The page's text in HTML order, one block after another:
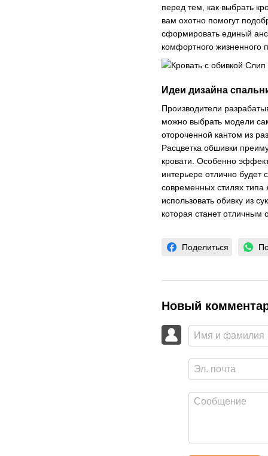
перед тем, как выбрать
вам охотно помогут
сформировать единый
комфортного жизненного
Идеи дизайна
Производители
можно выбрать модели
отороченной кантом из
Расцветка обшивки
кровати. Особенно
интерьере отлично будет
современных стилях
использовать обивку из
которая станет
Поделиться
Новый